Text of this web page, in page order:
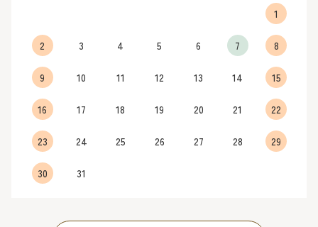
1
2 3 4 5 6 7 8
9 10 11 12 13 14 15
16 17 18 19 20 21 22
23 24 25 26 27 28 29
30 31